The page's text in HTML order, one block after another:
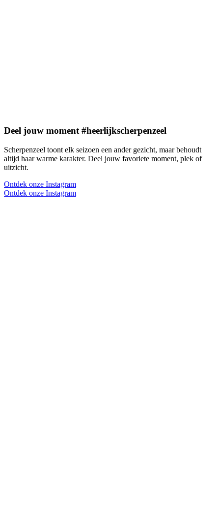
Deel jouw moment #heerlijkscherpenzeel
Scherpenzeel toont elk seizoen een ander gezicht, maar behoudt
altijd haar warme karakter. Deel jouw favoriete moment, plek of
uitzicht.
Ontdek onze Instagram
Ontdek onze Instagram